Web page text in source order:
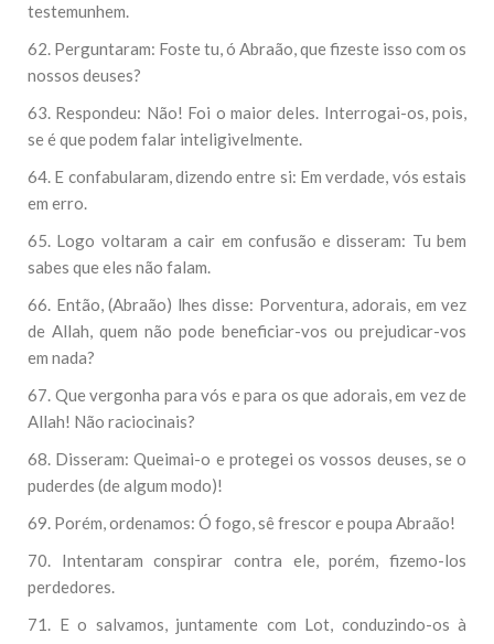
testemunhem.
62. Perguntaram: Foste tu, ó Abraão, que fizeste isso com os
nossos deuses?
63. Respondeu: Não! Foi o maior deles. Interrogai-os, pois,
se é que podem falar inteligivelmente.
64. E confabularam, dizendo entre si: Em verdade, vós estais
em erro.
65. Logo voltaram a cair em confusão e disseram: Tu bem
sabes que eles não falam.
66. Então, (Abraão) lhes disse: Porventura, adorais, em vez
de Allah, quem não pode beneficiar-vos ou prejudicar-vos
em nada?
67. Que vergonha para vós e para os que adorais, em vez de
Allah! Não raciocinais?
68. Disseram: Queimai-o e protegei os vossos deuses, se o
puderdes (de algum modo)!
69. Porém, ordenamos: Ó fogo, sê frescor e poupa Abraão!
70. Intentaram conspirar contra ele, porém, fizemo-los
perdedores.
71. E o salvamos, juntamente com Lot, conduzindo-os à